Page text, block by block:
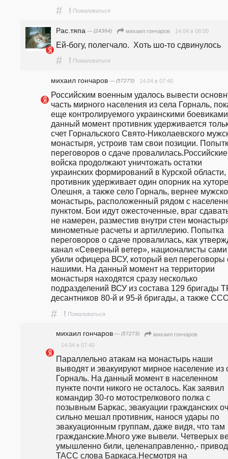
# ! Пожаловаться
Рас.тяпа — (24364) михаил гончаров 14.04 в 08:00
Ей-богу, полегчало.  Хоть шо-то сдвинулось
# ! Пожаловаться
михаил гончаров — (57273) 14.04 в 07:40
Российским военным удалось вывести
часть мирного населения из села Горналь,
еще контролируемого украинскими
данный момент противник удерживается
счет Горнальского Свято-Николаевского
монастыря, устроив там свои позиции.
переговоров о сдаче провалилась.Российские
войска продолжают уничтожать остатки
украинских формирований в Курской области,
противник удерживает один опорник на хуторе
Олешня, а также село Горналь, вернее
монастырь, расположенный рядом с
пунктом. Бои идут ожесточенные, враг
не намерен, разместив внутри стен
минометные расчеты и артиллерию. Попытка
переговоров о сдаче провалилась, как
канал «Северный ветер», националисты сами
убили офицера ВСУ, который вел переговоры
нашими. На данный момент на территории
монастыря находятся сразу несколько
подразделений ВСУ из состава 129 бригады
десантников 80-й и 95-й бригады, а также
# ! Пожаловаться
михаил гончаров — (57273)
михаил гончаров
14.04 в 07:40
Параллельно атакам на монастырь наши
выводят и эвакуируют мирное население из
Горналь. На данный момент в населенном
пункте почти никого не осталось. Как заявил
командир 30-го мотострелкового полка с
позывным Баркас, эвакуации гражданских
сильно мешал противник, нанося удары по
эвакуационным группам, даже видя, что там
гражданские.Много уже вывели. Четверых
умышленно били, целенаправленно,-
ТАСС слова Баркаса.Несмотря на